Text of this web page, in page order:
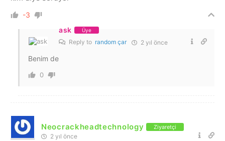
-3
ask
Üye
Reply to random çar 2 yıl önce
Benim de
0
Neocrackheadtechnology Ziyaretçi
2 yıl önce